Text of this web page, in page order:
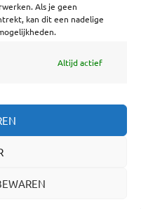
Als je geen
kan dit een nadelige
Altijd actief
U.A. | Salzburg 29 |
|Btw: